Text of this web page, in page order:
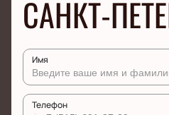
САНКТ-
Имя
Телефон